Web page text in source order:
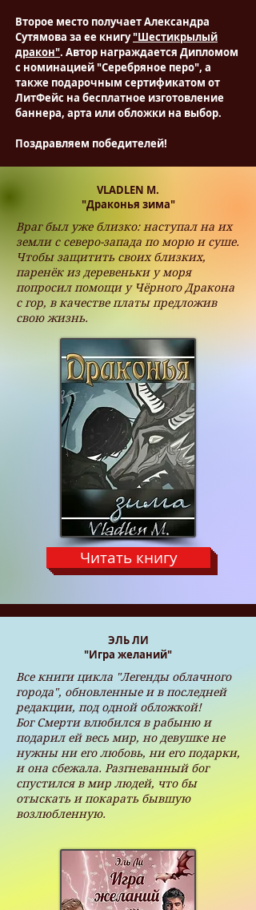
Второе место получает Александра
Сутямова за ее книгу"Шестикрылый
дракон". Автор награждается Дипломом
с номинацией "Серебряное перо", а
также подарочным сертификатом от
ЛитФейс на бесплатное изготовление
баннера, арта или обложки на выбор.
Поздравляем победителей!
VLADLEN M.
"Драконья зима"
Враг был уже близко: наступал на их
земли с северо-запада по морю и суше.
Чтобы защитить своих близких,
паренёк из деревеньки у моря
попросил помощи у Чёрного Дракона
с гор, в качестве платы предложив
свою жизнь.
Читать книгу
ЭЛЬ ЛИ
"Игра желаний"
Все книги цикла "Легенды облачного
города", обновленные и в последней
редакции, под одной обложкой!
Бог Смерти влюбился в рабыню и
подарил ей весь мир, но девушке не
нужны ни его любовь, ни его подарки,
и она сбежала. Разгневанный бог
спустился в мир людей, что бы
отыскать и покарать бывшую
возлюбленную.